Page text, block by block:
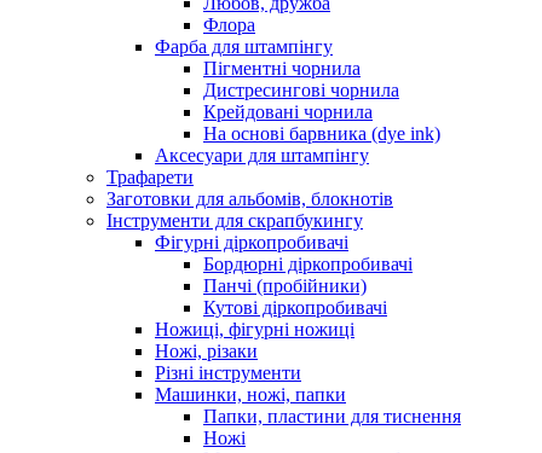
Флора
Фарба для штампінгу
Пігментні чорнила
Дистресингові чорнила
Крейдовані чорнила
На основі барвника (dye ink)
Аксесуари для штампінгу
Трафарети
Заготовки для альбомів, блокнотів
Інструменти для скрапбукингу
Фігурні діркопробивачі
Бордюрні діркопробивачі
Панчі (пробійники)
Кутові діркопробивачі
Ножиці, фігурні ножиці
Ножі, різаки
Різні інструменти
Машинки, ножі, папки
Папки, пластини для тиснення
Ножі